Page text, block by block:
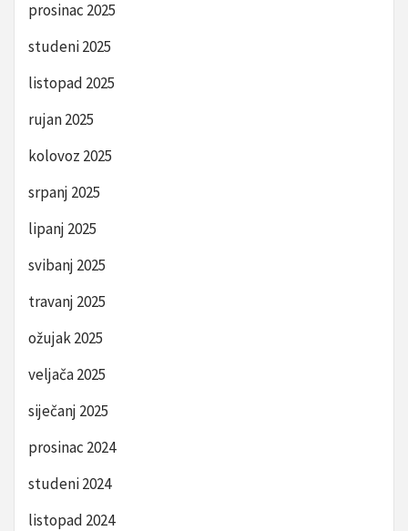
prosinac 2025
studeni 2025
listopad 2025
rujan 2025
kolovoz 2025
srpanj 2025
lipanj 2025
svibanj 2025
travanj 2025
ožujak 2025
veljača 2025
siječanj 2025
prosinac 2024
studeni 2024
listopad 2024